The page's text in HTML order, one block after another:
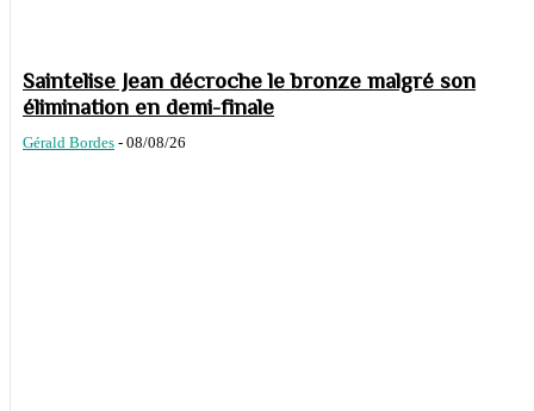
Saintelise Jean décroche le bronze malgré son
élimination en demi-finale
Gérald Bordes - 08/08/26